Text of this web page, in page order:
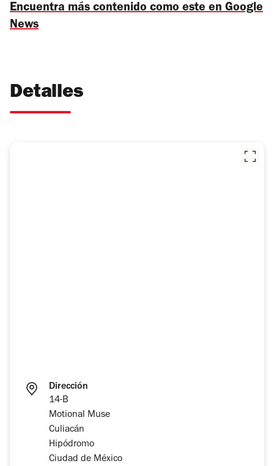
Encuentra más contenido como este en Google
News
Detalles
Dirección
14-B
Motional Muse
Culiacán
Hipódromo
Ciudad de México